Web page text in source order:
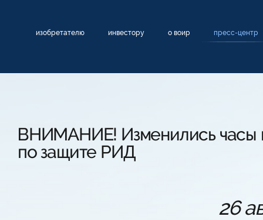
изобретателю инвестору о воир пресс-центр
ВНИМАНИЕ! Изменились часы
по защите РИД
26